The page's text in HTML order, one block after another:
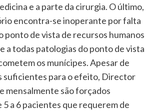
e a parte da cirurgia. O último,
encontra-se inoperante por falta
ponto de vista de recursos humanos
a todas patologias do ponto de vista
os munícipes. Apesar de
suficientes para o efeito, Director
mensalmente são forçados
a 6 pacientes que requerem de